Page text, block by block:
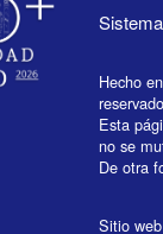
Hecho
Esta
no se
De otra
Sitio